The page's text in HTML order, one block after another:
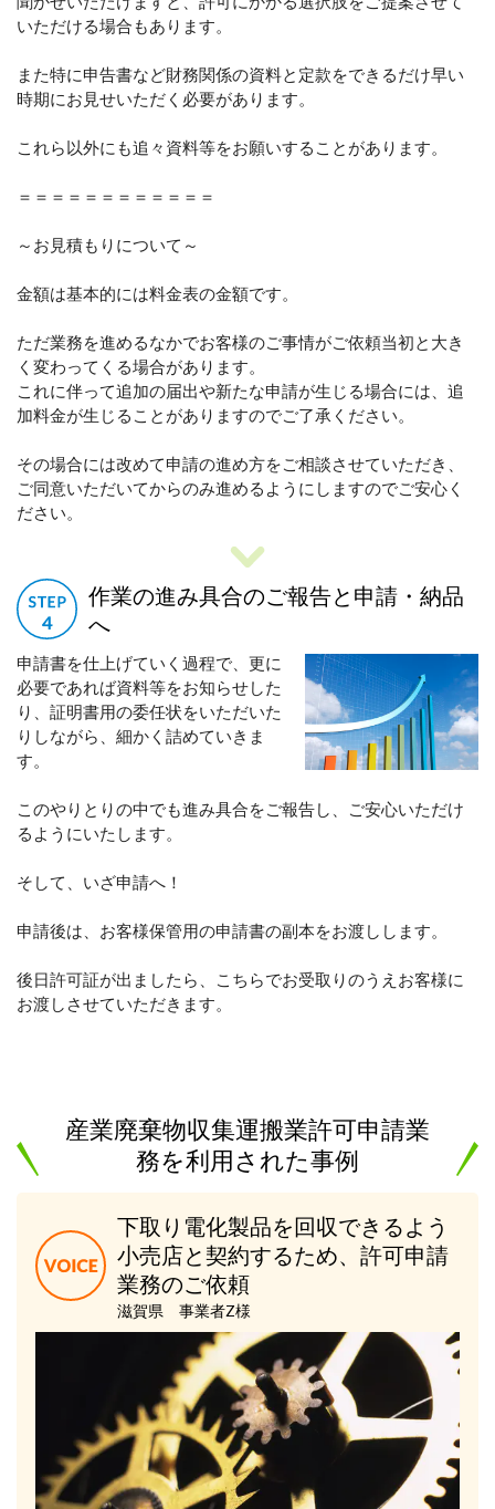
いただける場合もあります。
また特に申告書など財務関係の資料と定款をできるだけ早い
時期にお見せいただく必要があります。
これら以外にも追々資料等をお願いすることがあります。
＝＝＝＝＝＝＝＝＝＝＝＝
～お見積もりについて～
金額は基本的には料金表の金額です。
ただ業務を進めるなかでお客様のご事情がご依頼当初と大き
く変わってくる場合があります。
これに伴って追加の届出や新たな申請が生じる場合には、追
加料金が生じることがありますのでご了承ください。
その場合には改めて申請の進め方をご相談させていただき、
ご同意いただいてからのみ進めるようにしますのでご安心く
ださい。
作業の進み具合のご報告と申請・納品
へ
申請書を仕上げていく過程で、更に
必要であれば資料等をお知らせした
り、証明書用の委任状をいただいた
りしながら、細かく詰めていきま
す。
このやりとりの中でも進み具合をご報告し、ご安心いただけ
るようにいたします。
そして、いざ申請へ！
申請後は、お客様保管用の申請書の副本をお渡しします。
後日許可証が出ましたら、こちらでお受取りのうえお客様に
お渡しさせていただきます。
産業廃棄物収集運搬業許可申請業
務を利用された事例
下取り電化製品を回収できるよう
小売店と契約するため、許可申請
業務のご依頼
滋賀県 事業者Z様